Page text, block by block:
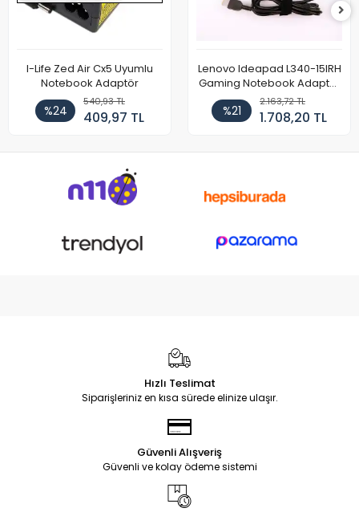
I-Life Zed Air Cx5 Uyumlu
Notebook Adaptör
%24
540,93 TL
409,97 TL
Lenovo Ideapad L340-15IRH
Gaming Notebook Adaptör
Cihazı Şarj Aleti (150W)
%21
2.163,72 TL
1.708,20 TL
Hızlı Teslimat
Siparişleriniz en kısa sürede elinize ulaşır.
Güvenli Alışveriş
Güvenli ve kolay ödeme sistemi